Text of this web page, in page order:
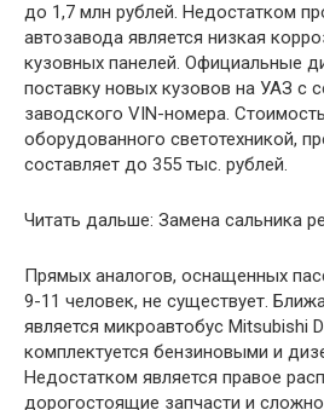
до 1,7 млн рублей. Недостатком
автозавода является низкая
кузовных панелей. Официальные
поставку новых кузовов на УАЗ с
заводского VIN-номера.
оборудованного светотехникой,
составляет до 355 тыс. рублей.
Читать дальше: Замена сальника
Прямых аналогов, оснащенных
9-11 человек, не существует.
является микроавтобус Mitsubishi
комплектуется бензиновыми и
Недостатком является правое
дорогостоящие запчасти и